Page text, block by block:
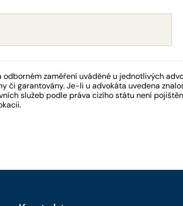
odborném zaměření uváděné u jednotlivých
či garantovány. Je-li u advokáta uvedena
služeb podle práva cizího státu není